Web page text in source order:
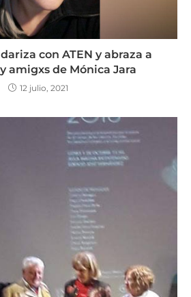
con ATEN y abraza a
amigxs de Mónica Jara
12 julio, 2021